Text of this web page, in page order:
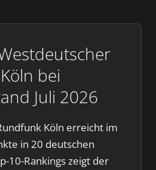
bei
Juli 2026
Köln erreicht im
in 20 deutschen
10-Rankings zeigt der